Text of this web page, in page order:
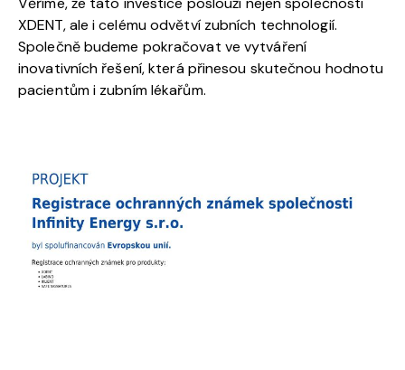
XDENT, ale i celému odvětví zubních technologií.
Společně budeme pokračovat ve vytváření
inovativních řešení, která přinesou skutečnou hodnotu
pacientům i zubním lékařům.